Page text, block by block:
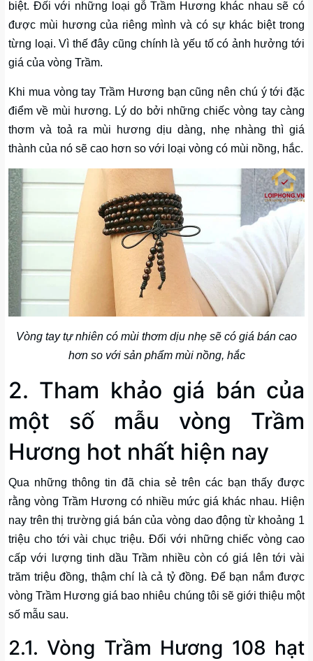
biệt. Đối với những loại gỗ Trầm Hương khác nhau sẽ có
được mùi hương của riêng mình và có sự khác biệt trong
từng loại. Vì thế đây cũng chính là yếu tố có ảnh hưởng tới
giá của vòng Trầm.
Khi mua vòng tay Trầm Hương bạn cũng nên chú ý tới đặc
điểm về mùi hương. Lý do bởi những chiếc vòng tay càng
thơm và toả ra mùi hương dịu dàng, nhẹ nhàng thì giá
thành của nó sẽ cao hơn so với loại vòng có mùi nồng, hắc.
Vòng tay tự nhiên có mùi thơm dịu nhẹ sẽ có giá bán cao
hơn so với sản phẩm mùi nồng, hắc
2. Tham khảo giá bán của
một số mẫu vòng Trầm
Hương hot nhất hiện nay
Qua những thông tin đã chia sẻ trên các bạn thấy được
rằng vòng Trầm Hương có nhiều mức giá khác nhau. Hiện
nay trên thị trường giá bán của vòng dao động từ khoảng 1
triệu cho tới vài chục triệu. Đối với những chiếc vòng cao
cấp với lượng tinh dầu Trầm nhiều còn có giá lên tới vài
trăm triệu đồng, thậm chí là cả tỷ đồng. Để bạn nắm được
vòng Trầm Hương giá bao nhiêu chúng tôi sẽ giới thiệu một
số mẫu sau.
2.1. Vòng Trầm Hương 108 hạt